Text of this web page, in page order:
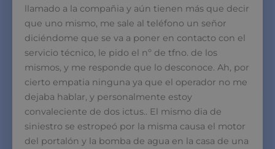
llamado a la compañia y aún tienen más que decir
que uno mismo, me sale al teléfono un señor
diciéndome que se va a poner en contacto con el
servicio técnico, le pido el nº de tfno. de los
mismos, y me responde que lo desconoce. Ah, por
cierto empatia ninguna ya que el operador no me
dejaba hablar, y personalmente estoy
convaleciente de dos ictus.. El mismo dia de
siniestro se estropeó por la misma causa el motor
del portalón y la bomba de agua en la casa de una